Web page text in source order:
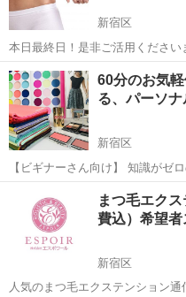
新宿区
本日最終日！是非ご活用くださいませ！ 案件番号 ITA-
案件! 9割以上の方が二か月で10
す！ たった数ヶ月で体がギュ
東京 新宿区 その他
60分のお気
る、パーソ
新宿区
【ビギナーさん向け】 知識がゼ
びが簡単になります♪ あなたをキ
見つけましょう♡ 【パーソナルカラー診断って何？】 パーソナルカラ
その他
まつ毛エク
費込）希望
新宿区
人気のまつ毛エクステンション